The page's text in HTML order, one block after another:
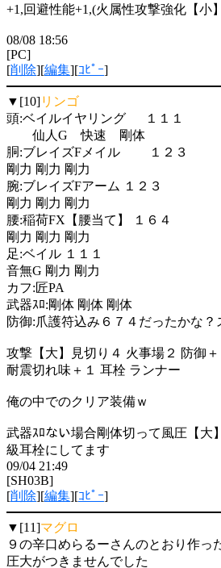
+1,回避性能+1,(火属性攻撃強化【小
08/08 18:56
[PC]
[削除][編集][ｺﾋﾟｰ]
▼[10]リンゴ
頭:ベイルイヤリング １１１
仙人G 快速 剛体
胴:ブレイズFメイル １２３
剛力 剛力 剛力
腕:ブレイズFアーム １２３
剛力 剛力 剛力
腰:稲荷FX【腰当て】 １６４
剛力 剛力 剛力
足:ベイル １１１
音無G 剛力 剛力
カフ:匠PA
武器ｽﾛ:剛体 剛体 剛体
防御:爪護符込み６７４だったかな？
攻撃【大】見切り４ 火事場２ 防御
耐震切れ味＋１ 耳栓 ランナー
俺の中でのクリア装備ｗ
武器ｽﾛない場合剛体切って風圧【大
級耳栓にしてます
09/04 21:49
[SH03B]
[削除][編集][ｺﾋﾟｰ]
▼[11]マグロ
９の辛口めらるーさんのとおり作っ
圧大がつきませんでした